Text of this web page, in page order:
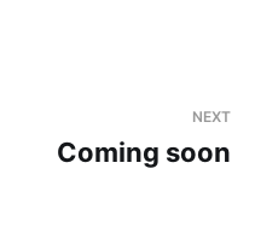
NEXT
Coming soon